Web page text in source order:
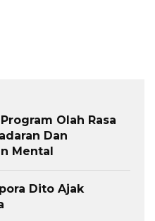
Olah Rasa
Dan
Mental
Dito Ajak